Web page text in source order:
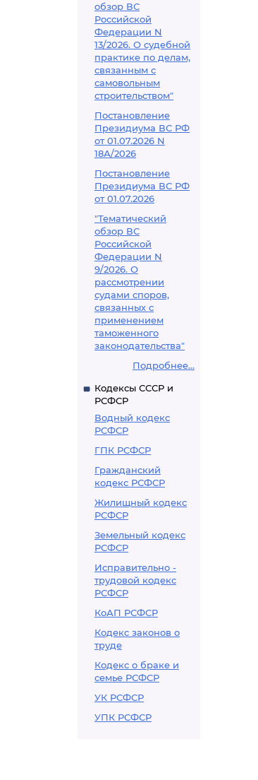
обзор ВС
Российской
Федерации N
13/2026. О судебной
практике по делам,
связанным с
самовольным
строительством"
Постановление
Президиума ВС РФ
от 01.07.2026 N
18А/2026
Постановление
Президиума ВС РФ
от 01.07.2026
"Тематический
обзор ВС
Российской
Федерации N
9/2026. О
рассмотрении
судами споров,
связанных с
применением
таможенного
законодательства"
Подробнее...
Кодексы СССР и
РСФСР
Водный кодекс
РСФСР
ГПК РСФСР
Гражданский
кодекс РСФСР
Жилищный кодекс
РСФСР
Земельный кодекс
РСФСР
Исправительно -
трудовой кодекс
РСФСР
КоАП РСФСР
Кодекс законов о
труде
Кодекс о браке и
семье РСФСР
УК РСФСР
УПК РСФСР